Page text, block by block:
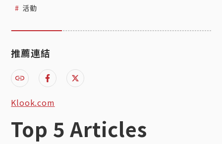
活動
推薦連結
Klook.com
Top 5 Articles